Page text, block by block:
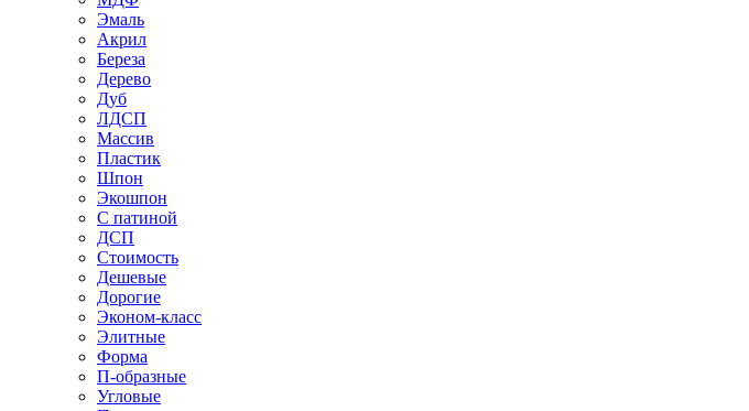
Эмаль
Акрил
Береза
Дерево
Дуб
ЛДСП
Массив
Пластик
Шпон
Экошпон
С патиной
ДСП
Стоимость
Дешевые
Дорогие
Эконом-класс
Элитные
Форма
П-образные
Угловые